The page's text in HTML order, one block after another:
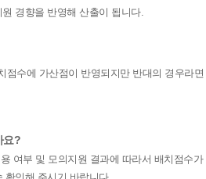
경향을 반영해 산출이 됩니다.
수에 가산점이 반영되지만 반대의 경우라
요?
여부 및 모의지원 결과에 따라서 배치점수